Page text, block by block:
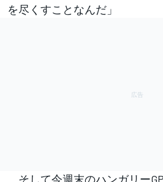
を尽くすことなんだ」
そして今週末のハンガリー